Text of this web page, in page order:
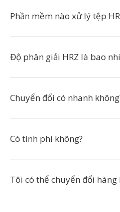
Phần mềm nào xử lý tệp
Độ phân giải HRZ là bao
Chuyển đổi có nhanh
Có tính phí không?
Tôi có thể chuyển đổi hàng